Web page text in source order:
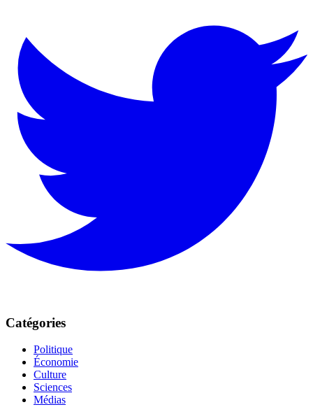
Catégories
Politique
Économie
Culture
Sciences
Médias